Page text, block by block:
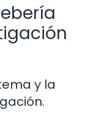
y la